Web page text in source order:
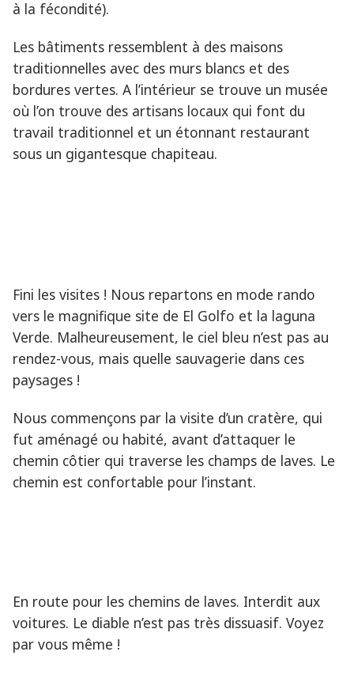
à la fécondité).
Les bâtiments ressemblent à des maisons
traditionnelles avec des murs blancs et des
bordures vertes. A l’intérieur se trouve un musée
où l’on trouve des artisans locaux qui font du
travail traditionnel et un étonnant restaurant
sous un gigantesque chapiteau.
Fini les visites ! Nous repartons en mode rando
vers le magnifique site de El Golfo et la laguna
Verde. Malheureusement, le ciel bleu n’est pas au
rendez-vous, mais quelle sauvagerie dans ces
paysages !
Nous commençons par la visite d’un cratère, qui
fut aménagé ou habité, avant d’attaquer le
chemin côtier qui traverse les champs de laves. Le
chemin est confortable pour l’instant.
En route pour les chemins de laves. Interdit aux
voitures. Le diable n’est pas très dissuasif. Voyez
par vous même !